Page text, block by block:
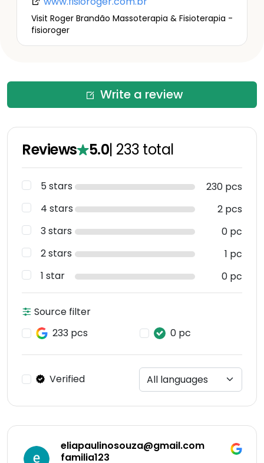
Visit Roger Brandão Massoterapia & Fisioterapia -
fisioroger
Write a review
Reviews 5.0| 233 total
5 stars
230 pcs
4 stars
2 pcs
3 stars
0 pc
2 stars
1 pc
1 star
0 pc
Source filter
233 pcs
0 pc
Verified
eliapaulinosouza@gmail.com
familia123